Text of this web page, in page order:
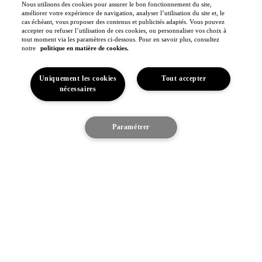
Découvrez le véhicule
Toyota Gazoo Racing
Toyota GR Sport
Dakar Rally
WRC - Championnat du monde des rallyes
WEC - Championnat du monde d'endurance FIA
GR H2 Racing Concept
This is Toyota
Toyota Belgium
Espace
Pourquoi Toyota
Confort du véhicule
Toyota vision & philosophie
Nous utilisons des cookies pour assurer le bon fonctionnement du site,
améliorer votre expérience de navigation, analyser l’utilisation du site et, le
cas échéant, vous proposer des contenus et publicités adaptés. Vous pouvez
accepter ou refuser l’utilisation de ces cookies, ou personnaliser vos choix à
tout moment via les paramètres ci-dessous. Pour en savoir plus, consultez
notre
politique en matière de cookies.
Tout accepter
Uniquement les cookies
nécessaires
Paramétrer